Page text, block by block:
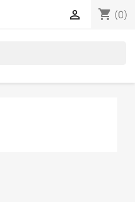
shopping_cart (0)
